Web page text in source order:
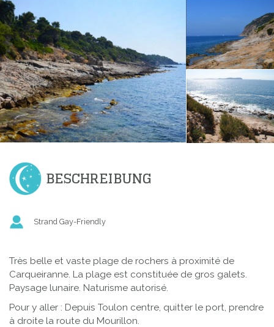
BESCHREIBUNG
Strand Gay-Friendly
Très belle et vaste plage de rochers à proximité de
Carqueiranne. La plage est constituée de gros galets.
Paysage lunaire. Naturisme autorisé.
Pour y aller : Depuis Toulon centre, quitter le port, prendre
à droite la route du Mourillon.